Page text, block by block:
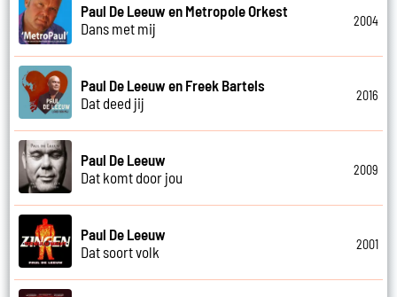
Paul De Leeuw en Metropole Orkest
Dans met mij
2004
Paul De Leeuw en Freek Bartels
Dat deed jij
2016
Paul De Leeuw
Dat komt door jou
2009
Paul De Leeuw
Dat soort volk
2001